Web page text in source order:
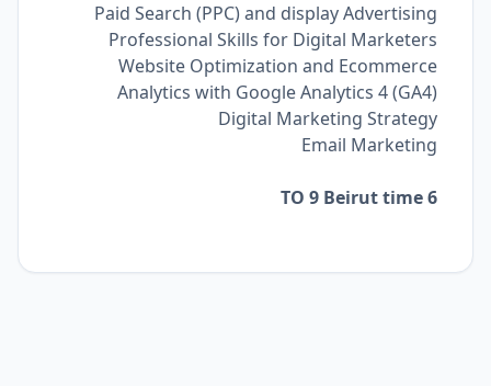
Paid Search (PPC) and display Advertising
Professional Skills for Digital Marketers
Website Optimization and Ecommerce
Analytics with Google Analytics 4 (GA4)
Digital Marketing Strategy
Email Marketing
6 TO 9 Beirut time